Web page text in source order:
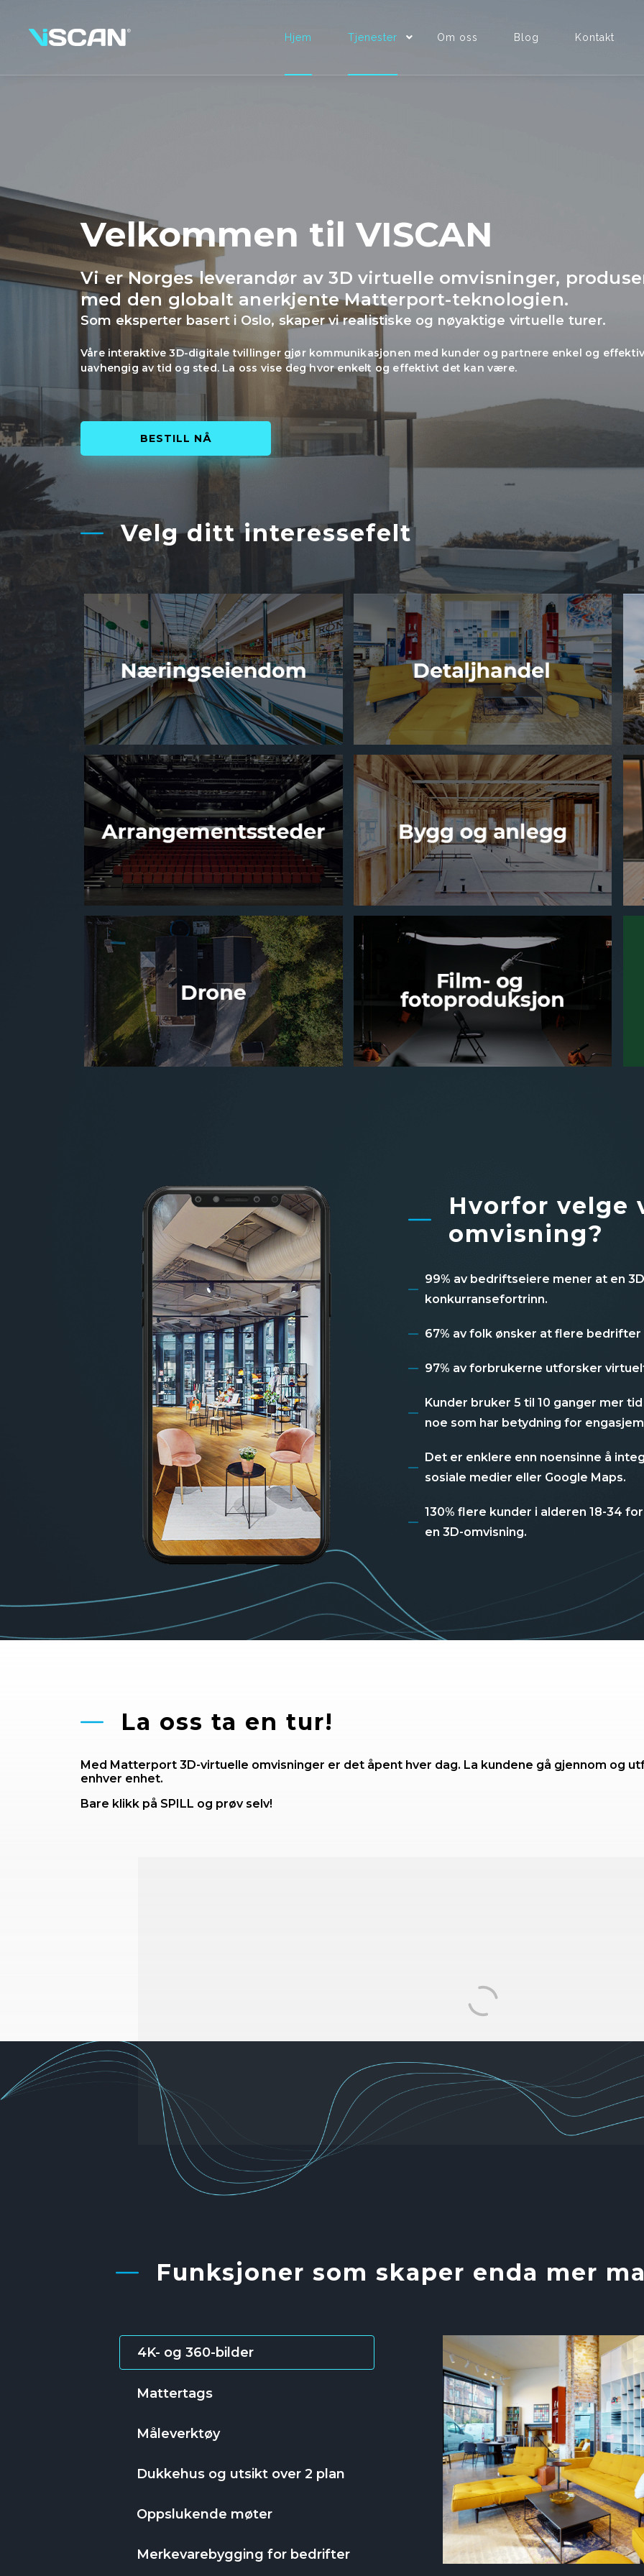
Hjem Tjenester Om oss Blog Kontakt
Velkommen til VISCAN
Vi er Norges leverandør av 3D virtuelle omvisninger,
med den globalt anerkjente Matterport-teknologien.
Som eksperter basert i Oslo, skaper vi realistiske og nøyaktige virtuelle turer.
Våre interaktive 3D-digitale tvillinger gjør kommunikasjonen med kunder og partnere enkel og
uavhengig av tid og sted. La oss vise deg hvor enkelt og effektivt det kan være.
BESTILL NÅ
Velg ditt interessefelt
Hvorfor velge
omvisning?
99% av bedriftseiere mener at en
konkurransefortrinn.
67% av folk ønsker at flere
97% av forbrukerne utforsker
Kunder bruker 5 til 10 ganger mer
noe som har betydning for
Det er enklere enn noensinne å
sosiale medier eller Google Maps.
130% flere kunder i alderen 18-34
en 3D-omvisning.
La oss ta en tur!​
Med Matterport 3D-virtuelle omvisninger er det åpent hver dag. La kundene gå gjennom og
enhver enhet.
Bare klikk på SPILL og prøv selv!
Funksjoner som skaper enda mer
4K- og 360-bilder
Mattertags
Måleverktøy
Dukkehus og utsikt over 2 plan
Oppslukende møter
Merkevarebygging for bedrifter